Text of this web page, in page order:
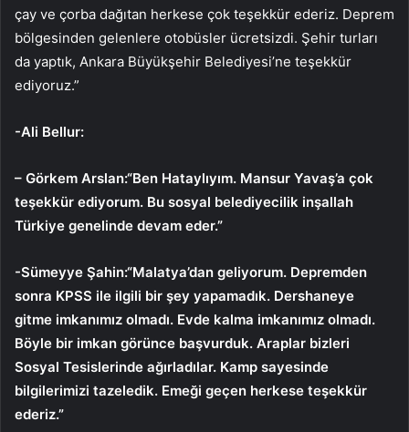
çay ve çorba dağıtan herkese çok teşekkür ederiz. Deprem
bölgesinden gelenlere otobüsler ücretsizdi. Şehir turları
da yaptık, Ankara Büyükşehir Belediyesi’ne teşekkür
ediyoruz.”
-Ali Bellur:
– Görkem Arslan:“Ben Hataylıyım. Mansur Yavaş’a çok
teşekkür ediyorum. Bu sosyal belediyecilik inşallah
Türkiye genelinde devam eder.”
-Sümeyye Şahin:“Malatya’dan geliyorum. Depremden
sonra KPSS ile ilgili bir şey yapamadık. Dershaneye
gitme imkanımız olmadı. Evde kalma imkanımız olmadı.
Böyle bir imkan görünce başvurduk. Araplar bizleri
Sosyal Tesislerinde ağırladılar. Kamp sayesinde
bilgilerimizi tazeledik. Emeği geçen herkese teşekkür
ederiz.”